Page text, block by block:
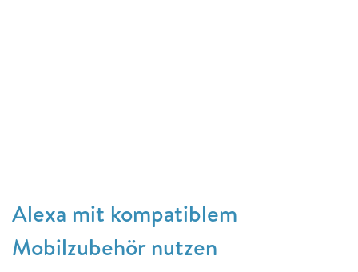
Alexa mit kompatiblem
Mobilzubehör nutzen